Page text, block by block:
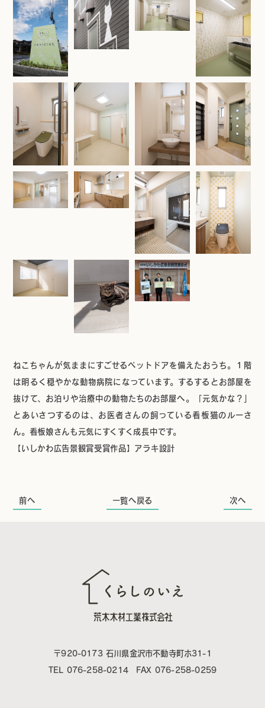
ねこちゃんが気ままにすごせるペットドアを備えたおうち。１階
は明るく穏やかな動物病院になっています。するするとお部屋を
抜けて、お泊りや治療中の動物たちのお部屋へ。「元気かな？」
とあいさつするのは、お医者さんの飼っている看板猫のルーさ
ん。看板娘さんも元気にすくすく成長中です。
【いしかわ広告景観賞受賞作品】アラキ設計
前へ 一覧へ戻る 次へ
〒920-0173 石川県金沢市不動寺町ホ31-1
TEL 076-258-0214 FAX 076-258-0259